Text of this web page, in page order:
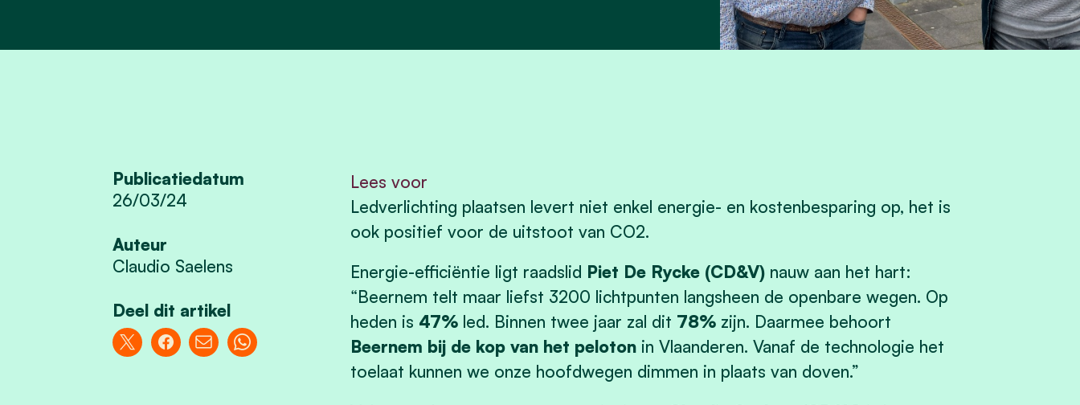
Publicatiedatum
26/03/24
Auteur
Claudio Saelens
Deel dit artikel
Lees voor
Ledverlichting plaatsen levert niet enkel energie- en kostenbesparing op, het is
ook positief voor de uitstoot van CO2.
Energie-efficiëntie ligt raadslid Piet De Rycke (CD&V)nauw aan het hart:
“Beernem telt maar liefst 3200 lichtpunten langsheen de openbare wegen. Op
heden is 47%led. Binnen twee jaar zal dit 78%zijn. Daarmee behoort
Beernem bij de kop van het pelotonin Vlaanderen. Vanaf de technologie het
toelaat kunnen we onze hoofdwegen dimmen in plaats van doven.”